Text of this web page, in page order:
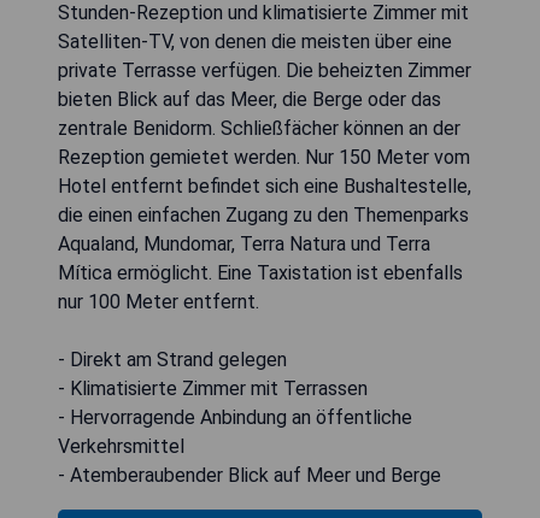
Stunden-Rezeption und klimatisierte Zimmer mit
Satelliten-TV, von denen die meisten über eine
private Terrasse verfügen. Die beheizten Zimmer
bieten Blick auf das Meer, die Berge oder das
zentrale Benidorm. Schließfächer können an der
Rezeption gemietet werden. Nur 150 Meter vom
Hotel entfernt befindet sich eine Bushaltestelle,
die einen einfachen Zugang zu den Themenparks
Aqualand, Mundomar, Terra Natura und Terra
Mítica ermöglicht. Eine Taxistation ist ebenfalls
nur 100 Meter entfernt.
- Direkt am Strand gelegen
- Klimatisierte Zimmer mit Terrassen
- Hervorragende Anbindung an öffentliche
Verkehrsmittel
- Atemberaubender Blick auf Meer und Berge